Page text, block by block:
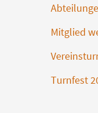
Mitglied
Turnfest